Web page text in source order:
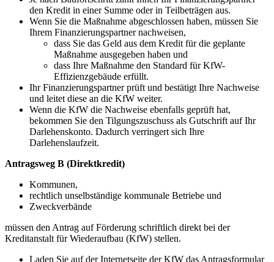
den Kredit in einer Summe oder in Teilbeträgen aus.
Wenn Sie die Maßnahme abgeschlossen haben, müssen Sie
Ihrem Finanzierungspartner nachweisen,
dass Sie das Geld aus dem Kredit für die geplante
Maßnahme ausgegeben haben und
dass Ihre Maßnahme den Standard für KfW-
Effizienzgebäude erfüllt.
Ihr Finanzierungspartner prüft und bestätigt Ihre Nachweise
und leitet diese an die KfW weiter.
Wenn die KfW die Nachweise ebenfalls geprüft hat,
bekommen Sie den Tilgungszuschuss als Gutschrift auf Ihr
Darlehenskonto. Dadurch verringert sich Ihre
Darlehenslaufzeit.
Antragsweg B (Direktkredit)
Kommunen,
rechtlich unselbständige kommunale Betriebe und
Zweckverbände
müssen den Antrag auf Förderung schriftlich direkt bei der
Kreditanstalt für Wiederaufbau (KfW) stellen.
Laden Sie auf der Internetseite der KfW das Antragsformular